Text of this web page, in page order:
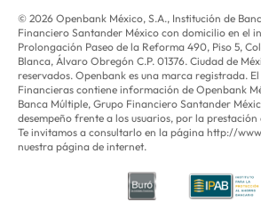
© 2026 Openbank México, S.A., Institución de
Financiero Santander México con domicilio en el
Prolongación Paseo de la Reforma 490, Piso 5,
Blanca, Álvaro Obregón C.P. 01376. Ciudad de
reservados. Openbank es una marca registrada.
Financieras contiene información de Openbank
Banca Múltiple, Grupo Financiero Santander
desempeño frente a los usuarios, por la
Te invitamos a consultarlo en la página http://
nuestra página de internet.